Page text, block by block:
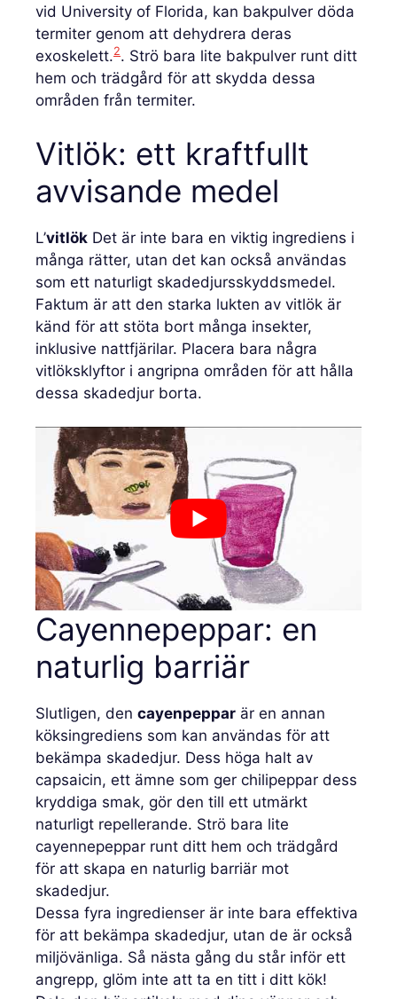
vid University of Florida, kan bakpulver döda
termiter genom att dehydrera deras
exoskelett.2. Strö bara lite bakpulver runt ditt
hem och trädgård för att skydda dessa
områden från termiter.
Vitlök: ett kraftfullt
avvisande medel
L’vitlök Det är inte bara en viktig ingrediens i
många rätter, utan det kan också användas
som ett naturligt skadedjursskyddsmedel.
Faktum är att den starka lukten av vitlök är
känd för att stöta bort många insekter,
inklusive nattfjärilar. Placera bara några
vitlöksklyftor i angripna områden för att hålla
dessa skadedjur borta.
Cayennepeppar: en
naturlig barriär
Slutligen, den cayenpeppar är en annan
köksingrediens som kan användas för att
bekämpa skadedjur. Dess höga halt av
capsaicin, ett ämne som ger chilipeppar dess
kryddiga smak, gör den till ett utmärkt
naturligt repellerande. Strö bara lite
cayennepeppar runt ditt hem och trädgård
för att skapa en naturlig barriär mot
skadedjur.
Dessa fyra ingredienser är inte bara effektiva
för att bekämpa skadedjur, utan de är också
miljövänliga. Så nästa gång du står inför ett
angrepp, glöm inte att ta en titt i ditt kök!